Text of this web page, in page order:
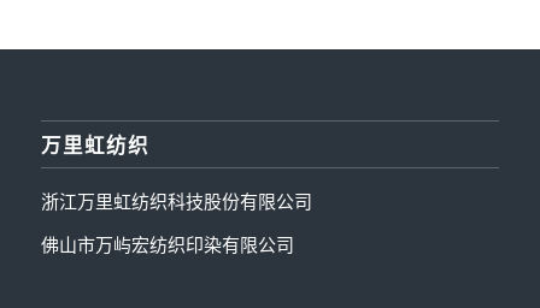
万里虹纺织
浙江万里虹纺织科技股份有限公司
佛山市万屿宏纺织印染有限公司